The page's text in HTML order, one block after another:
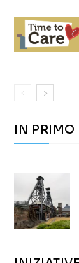
IN